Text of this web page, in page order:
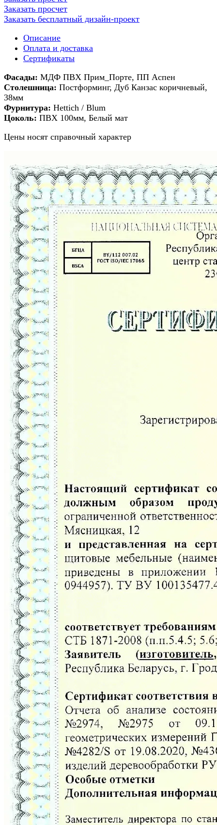
Заказать просчет
Заказать бесплатный дизайн-проект
Описание
Оплата и доставка
Сертификаты
Фасады: МДФ ПВХ Прим_Порте, ПП Аспен
Столешница: Постформинг, Дуб Канзас коричневый,
38мм
Фурнитура: Hettich / Blum
Цоколь: ПВХ 100мм, Белый мат
Цены носят справочный характер